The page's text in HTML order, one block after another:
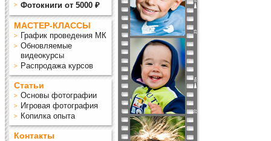
Фотокниги от 5000 ₽
МАСТЕР-КЛАССЫ
График проведения МК
Обновляемые
видеокурсы
Распродажа курсов
Статьи
Основы фотографии
Игровая фотография
Копилка опыта
Контакты